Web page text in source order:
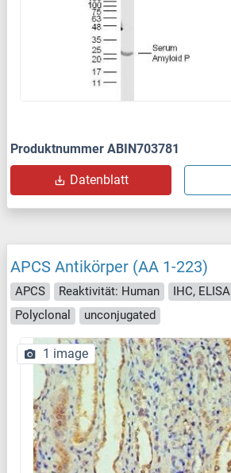
Produktnummer ABIN703781
Datenblatt
APCS Antikörper (AA 1-223)
APCS Reaktivität: Human IHC, ELISA
Polyclonal
unconjugated
1 image